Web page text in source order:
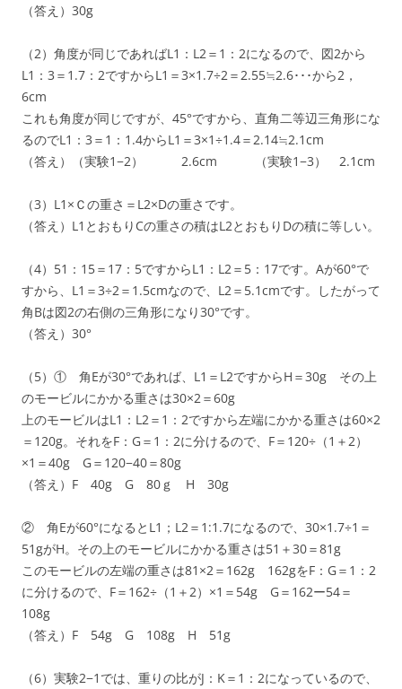
（答え）30g
（2）角度が同じであればL1：L2＝1：2になるので、図2から
L1：3＝1.7：2ですからL1＝3×1.7÷2＝2.55≒2.6･･･から2，
6cm
これも角度が同じですが、45°ですから、直角二等辺三角形にな
るのでL1：3＝1：1.4からL1＝3×1÷1.4＝2.14≒2.1cm
（答え）（実験1−2） 2.6cm （実験1−3） 2.1cm
（3）L1×Ｃの重さ＝L2×Dの重さです。
（答え）L1とおもりCの重さの積はL2とおもりDの積に等しい。
（4）51：15＝17：5ですからL1：L2＝5：17です。Aが60°で
すから、L1＝3÷2＝1.5cmなので、L2＝5.1cmです。したがって
角Bは図2の右側の三角形になり30°です。
（答え）30°
（5）① 角Eが30°であれば、L1＝L2ですからH＝30g その上
のモービルにかかる重さは30×2＝60g
上のモービルはL1：L2＝1：2ですから左端にかかる重さは60×2
＝120g。それをF：G＝1：2に分けるので、F＝120÷（1＋2）
×1＝40g G＝120−40＝80g
（答え）F 40g G 80ｇ H 30g
② 角Eが60°になるとL1；L2＝1:1.7になるので、30×1.7÷1＝
51gがH。その上のモービルにかかる重さは51＋30＝81g
このモービルの左端の重さは81×2＝162g 162gをF：G＝1：2
に分けるので、F＝162÷（1＋2）×1＝54g G＝162ー54＝
108g
（答え）F 54g G 108g H 51g
（6）実験2−1では、重りの比がJ：K＝1：2になっているので、